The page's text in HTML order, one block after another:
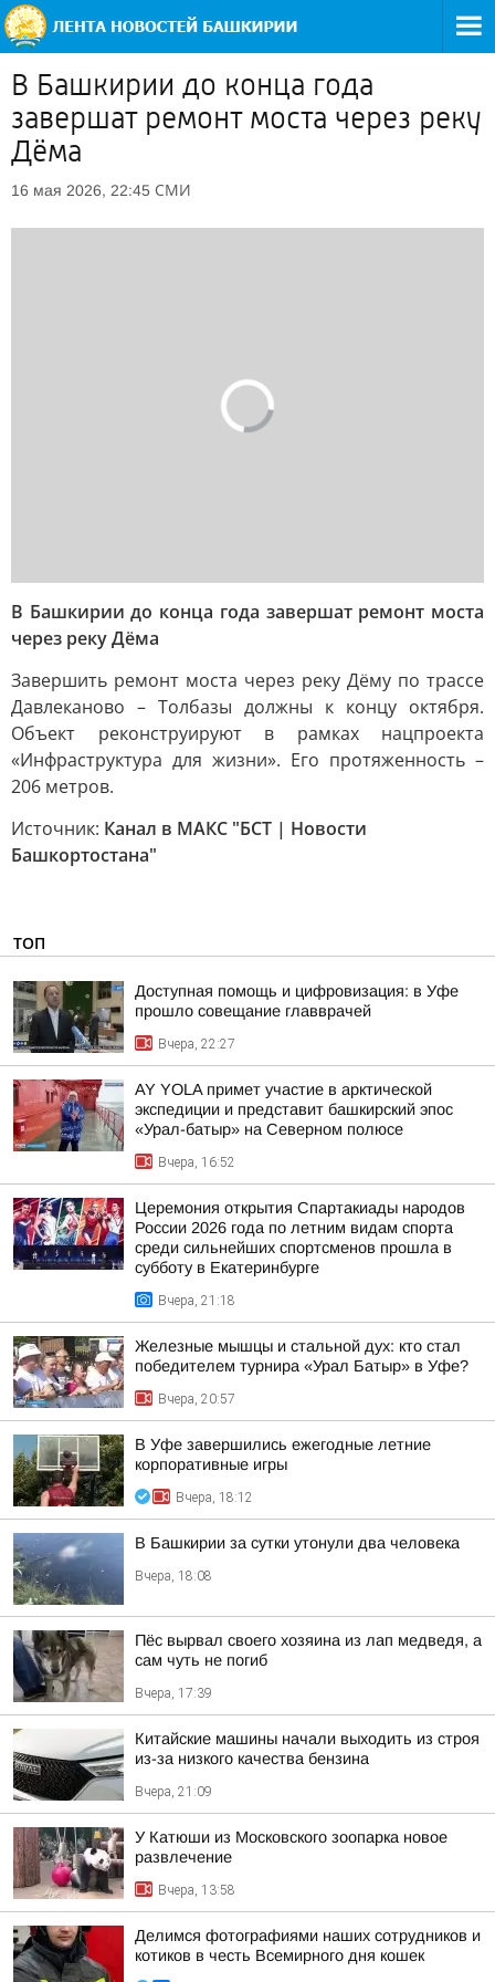
В Башкирии до конца года
завершат ремонт моста через реку
Дёма
16 мая 2026, 22:45 СМИ
В Башкирии до конца года завершат ремонт моста
через реку Дёма
Завершить ремонт моста через реку Дёму по трассе
Давлеканово – Толбазы должны к концу октября.
Объект реконструируют в рамках нацпроекта
«Инфраструктура для жизни». Его протяженность –
206 метров.
Источник: Канал в МАКС "БСТ | Новости
Башкортостана"
ТОП
Доступная помощь и цифровизация: в Уфе
прошло совещание главврачей
Вчера, 22:27
AY YOLA примет участие в арктической
экспедиции и представит башкирский эпос
«Урал-батыр» на Северном полюсе
Вчера, 16:52
Церемония открытия Спартакиады народов
России 2026 года по летним видам спорта
среди сильнейших спортсменов прошла в
субботу в Екатеринбурге
Вчера, 21:18
Железные мышцы и стальной дух: кто стал
победителем турнира «Урал Батыр» в Уфе?
Вчера, 20:57
В Уфе завершились ежегодные летние
корпоративные игры
Вчера, 18:12
В Башкирии за сутки утонули два человека
Вчера, 18:08
Пёс вырвал своего хозяина из лап медведя, а
сам чуть не погиб
Вчера, 17:39
Китайские машины начали выходить из строя
из-за низкого качества бензина
Вчера, 21:09
У Катюши из Московского зоопарка новое
развлечение
Вчера, 13:58
Делимся фотографиями наших сотрудников и
котиков в честь Всемирного дня кошек